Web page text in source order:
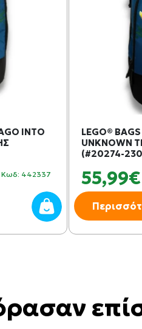
INTO
Κωδ: 442337
LEGO®
UNKNOWN
(#20274-
55,99€